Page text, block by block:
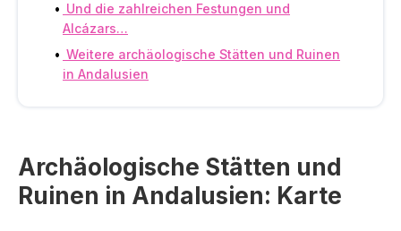
Und die zahlreichen Festungen und
Alcázars…
Weitere archäologische Stätten und Ruinen
in Andalusien
Archäologische Stätten und
Ruinen in Andalusien: Karte